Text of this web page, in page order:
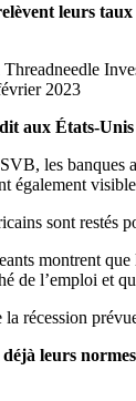
leurs
2023
aux États-
les banques
également
sont restés
montrent
de l’emploi et
la récession
leurs